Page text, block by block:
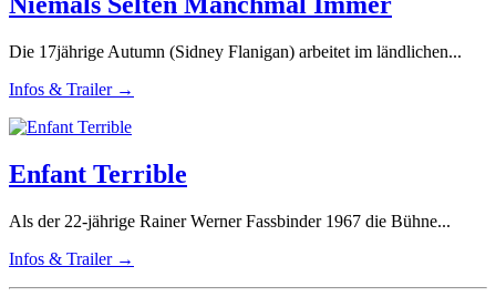
Die 17jährige Autumn (Sidney Flanigan) arbeitet im ländlichen...
Infos & Trailer →
Enfant Terrible
Als der 22-jährige Rainer Werner Fassbinder 1967 die Bühne...
Infos & Trailer →